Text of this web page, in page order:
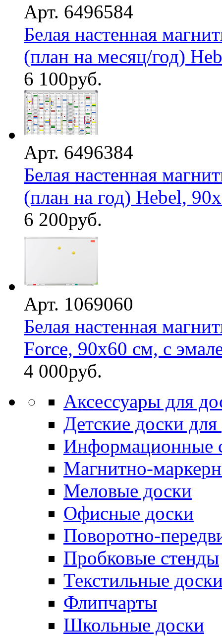
Арт. 6496584
Белая настенная
(план на месяц/год)
6 100руб.
Арт. 6496384
Белая настенная
(план на год) Hebel,
6 200руб.
Арт. 1069060
Белая настенная
Force, 90х60 см, с
4 000руб.
Аксессуары для
Детские доски
Информационные
Магнитно-
Меловые доски
Офисные доски
Поворотно-
Пробковые стенды
Текстильные
Флипчарты
Школьные доски